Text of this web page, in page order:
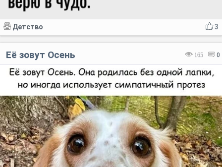
3
Детство
165 0
Её зовут Осень